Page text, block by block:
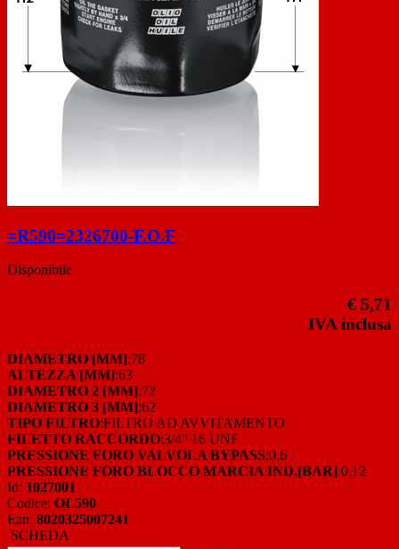
=R590=2326700-F.O.F
Disponibile
€ 5,71
IVA inclusa
DIAMETRO [MM]:78
ALTEZZA [MM]:63
DIAMETRO 2 [MM]:72
DIAMETRO 3 [MM]:62
TIPO FILTRO:FILTRO AD AVVITAMENTO
FILETTO RACCORDO:3/4" 16 UNF
PRESSIONE FORO VALVOLA BYPASS:0,6
PRESSIONE FORO BLOCCO MARCIA IND.[BAR]:0,12
Id: 1027001
Codice: OL590
Ean: 8020325007241
SCHEDA